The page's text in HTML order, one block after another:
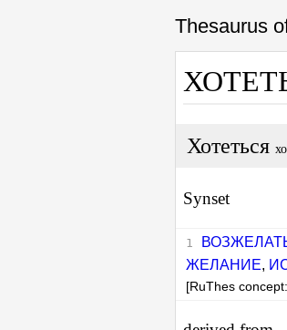
Thesaurus
Хотеться
Synset
ЖЕЛАНИЕ,
[RuThes